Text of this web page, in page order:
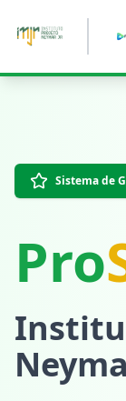
Pular para o
Sistema de
Pro